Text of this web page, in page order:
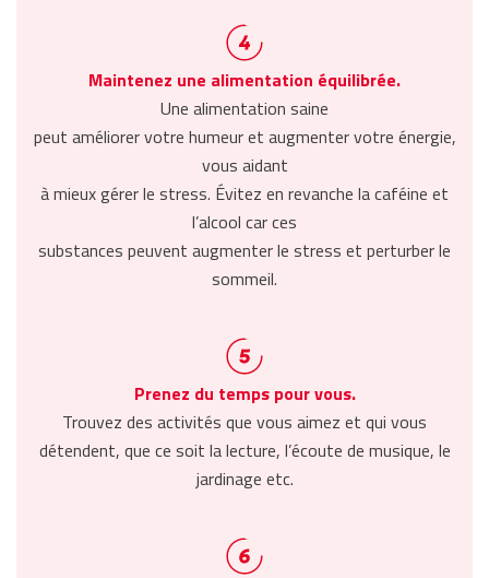
Maintenez une alimentation équilibrée.
Une alimentation saine
peut améliorer votre humeur et augmenter votre énergie,
vous aidant
à mieux gérer le stress. Évitez en revanche la caféine et
l’alcool car ces
substances peuvent augmenter le stress et perturber le
sommeil.
Prenez du temps pour vous.
Trouvez des activités que vous aimez et qui vous
détendent, que ce soit la lecture, l’écoute de musique, le
jardinage etc.